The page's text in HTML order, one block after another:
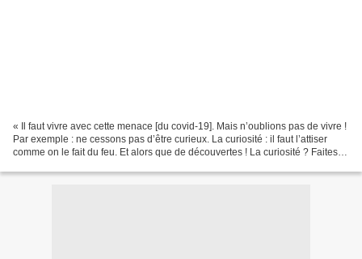
« Il faut vivre avec cette menace [du covid-19]. Mais n’oublions pas de vivre !
Par exemple : ne cessons pas d’être curieux. La curiosité : il faut l’attiser
comme on le fait du feu. Et alors que de découvertes ! La curiosité ? Faites-